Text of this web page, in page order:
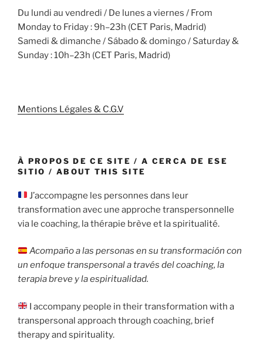
Du lundi au vendredi / De lunes a viernes / From
Monday to Friday : 9h–23h (CET Paris, Madrid)
Samedi & dimanche / Sábado & domingo / Saturday &
Sunday : 10h–23h (CET Paris, Madrid)
Mentions Légales & C.G.V
À PROPOS DE CE SITE / A CERCA DE ESE
SITIO / ABOUT THIS SITE
J’accompagne les personnes dans leur
transformation avec une approche transpersonnelle
via le coaching, la thérapie brève et la spiritualité.
Acompaño a las personas en su transformación con
un enfoque transpersonal a través del coaching, la
terapia breve y la espiritualidad.
I accompany people in their transformation with a
transpersonal approach through coaching, brief
therapy and spirituality.